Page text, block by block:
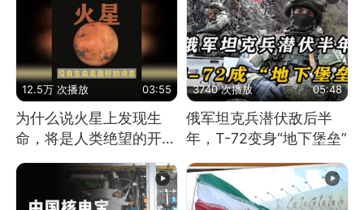
12.5万 次播放 03:55
为什么说火星上发现生
命，将是人类绝望的开
始？
3740 次播放 05:48
俄军坦克兵潜伏敌后半
年，T-72变身“地下堡垒”